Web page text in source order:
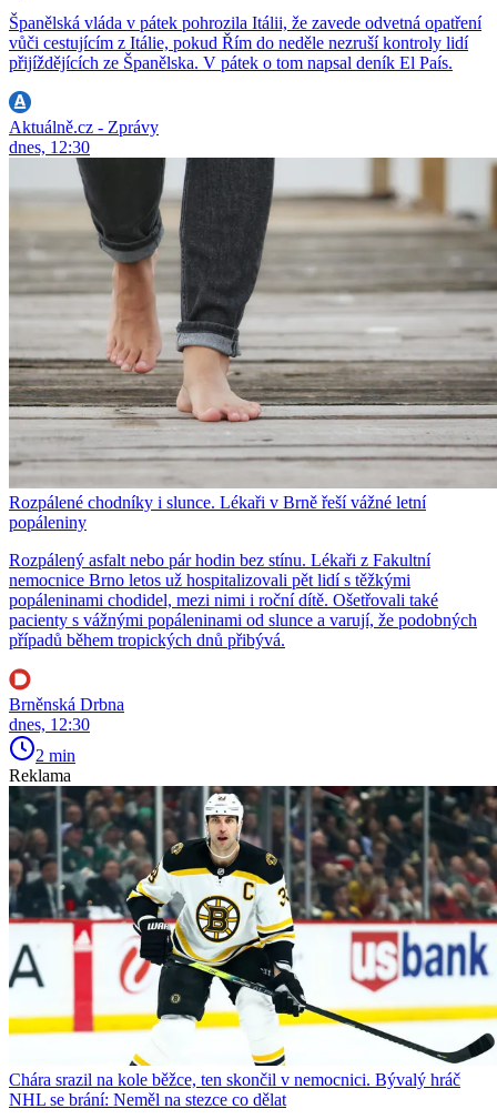
Španělská vláda v pátek pohrozila Itálii, že zavede odvetná opatření
vůči cestujícím z Itálie, pokud Řím do neděle nezruší kontroly lidí
přijíždějících ze Španělska. V pátek o tom napsal deník El País.
Aktuálně.cz - Zprávy
dnes, 12:30
Rozpálené chodníky i slunce. Lékaři v Brně řeší vážné letní
popáleniny
Rozpálený asfalt nebo pár hodin bez stínu. Lékaři z Fakultní
nemocnice Brno letos už hospitalizovali pět lidí s těžkými
popáleninami chodidel, mezi nimi i roční dítě. Ošetřovali také
pacienty s vážnými popáleninami od slunce a varují, že podobných
případů během tropických dnů přibývá.
Brněnská Drbna
dnes, 12:30
2 min
Reklama
Chára srazil na kole běžce, ten skončil v nemocnici. Bývalý hráč
NHL se brání: Neměl na stezce co dělat